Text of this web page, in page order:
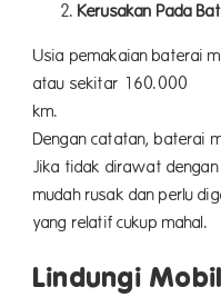
Kerusakan Pada
Usia pemakaian baterai
atau sekitar 160.000
Dengan catatan, baterai
Jika tidak dirawat
mudah rusak dan perlu
yang relatif cukup mahal.
Lindungi